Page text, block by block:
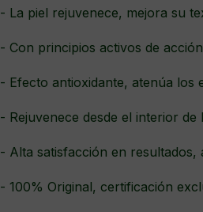
- La piel rejuvenece, mejora su
- Con principios activos de
- Efecto antioxidante, atenúa los
- Rejuvenece desde el interior de
- Alta satisfacción en resultados,
- 100% Original, certificación